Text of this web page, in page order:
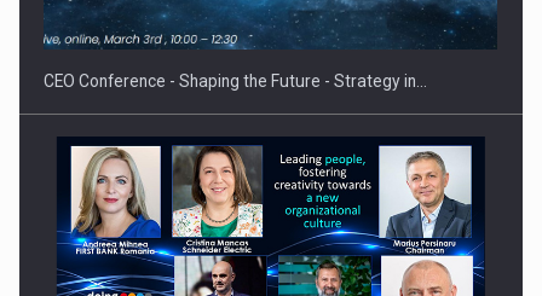
Proteinmaxxing and the Future of Protein Demand
CEO Conference - Shaping the Future - Strategy in…